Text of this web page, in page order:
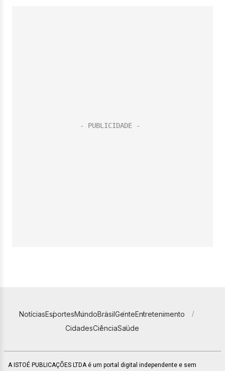
NotíciasEsportesMundoBrasilGenteEntretenimento
CidadesCiênciaSaúde
A ISTOÉ PUBLICAÇÕES LTDA é um portal digital independente e sem